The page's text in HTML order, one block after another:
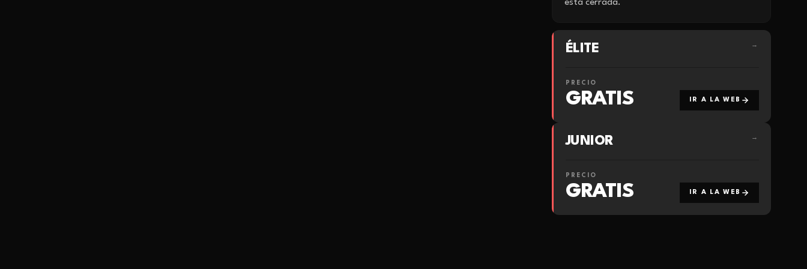
está cerrada.
ÉLITE →
PRECIO
GRATIS IR A LA WEB
JUNIOR →
PRECIO
GRATIS IR A LA WEB